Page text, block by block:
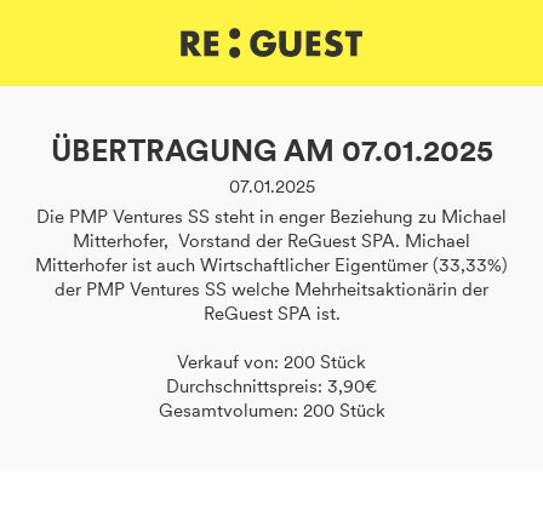
ÜBERTRAGUNG AM 07.01.2025
07.01.2025
Die PMP Ventures SS steht in enger Beziehung zu Michael
Mitterhofer, Vorstand der ReGuest SPA. Michael
Mitterhofer ist auch Wirtschaftlicher Eigentümer (33,33%)
der PMP Ventures SS welche Mehrheitsaktionärin der
ReGuest SPA ist.
Verkauf von: 200 Stück
Durchschnittspreis: 3,90€
Gesamtvolumen: 200 Stück